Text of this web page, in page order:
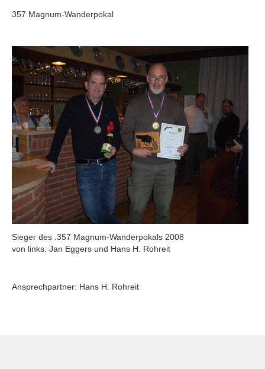
357 Magnum-Wanderpokal
Sieger des .357 Magnum-Wanderpokals 2008
von links: Jan Eggers und Hans H. Rohreit
Ansprechpartner: Hans H. Rohreit